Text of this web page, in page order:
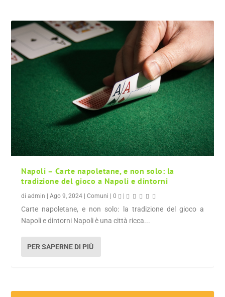
Napoli – Carte napoletane, e non solo: la
tradizione del gioco a Napoli e dintorni
diadmin |Ago 9, 2024 |Comuni |0
Carte napoletane, e non solo: la tradizione del gioco a
Napoli e dintorni Napoli è una città ricca...
PER SAPERNE DI PIÙ